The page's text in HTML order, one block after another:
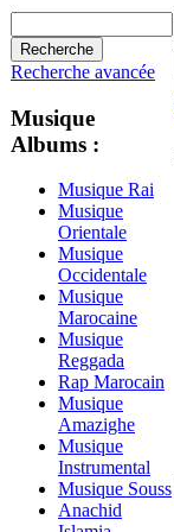
Recherche avancée
Musique
Albums :
Musique Rai
Musique
Orientale
Musique
Occidentale
Musique
Marocaine
Musique
Reggada
Rap Marocain
Musique
Amazighe
Musique
Instrumental
Musique Souss
Anachid